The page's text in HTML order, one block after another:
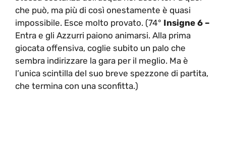
che può, ma più di così onestamente è quasi
impossibile. Esce molto provato. (74° Insigne 6 –
Entra e gli Azzurri paiono animarsi. Alla prima
giocata offensiva, coglie subito un palo che
sembra indirizzare la gara per il meglio. Ma è
l’unica scintilla del suo breve spezzone di partita,
che termina con una sconfitta.)